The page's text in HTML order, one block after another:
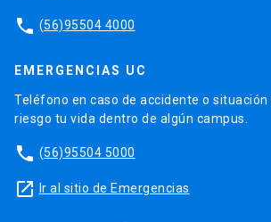
phone (56)95504 4000
EMERGENCIAS UC
Teléfono en caso de accidente o situación
riesgo tu vida dentro de algún campus.
phone (56)95504 5000
launch Ir al sitio de Emergencias